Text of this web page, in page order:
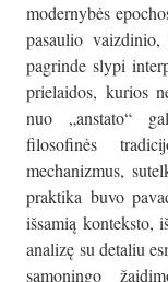
modernybės
pasaulio
pagrinde slypi
prielaidos, kurios
nuo „anstato“
filosofinės
mechanizmus,
praktika buvo
išsamią konteksto,
analizę su detaliu
sąmoningo